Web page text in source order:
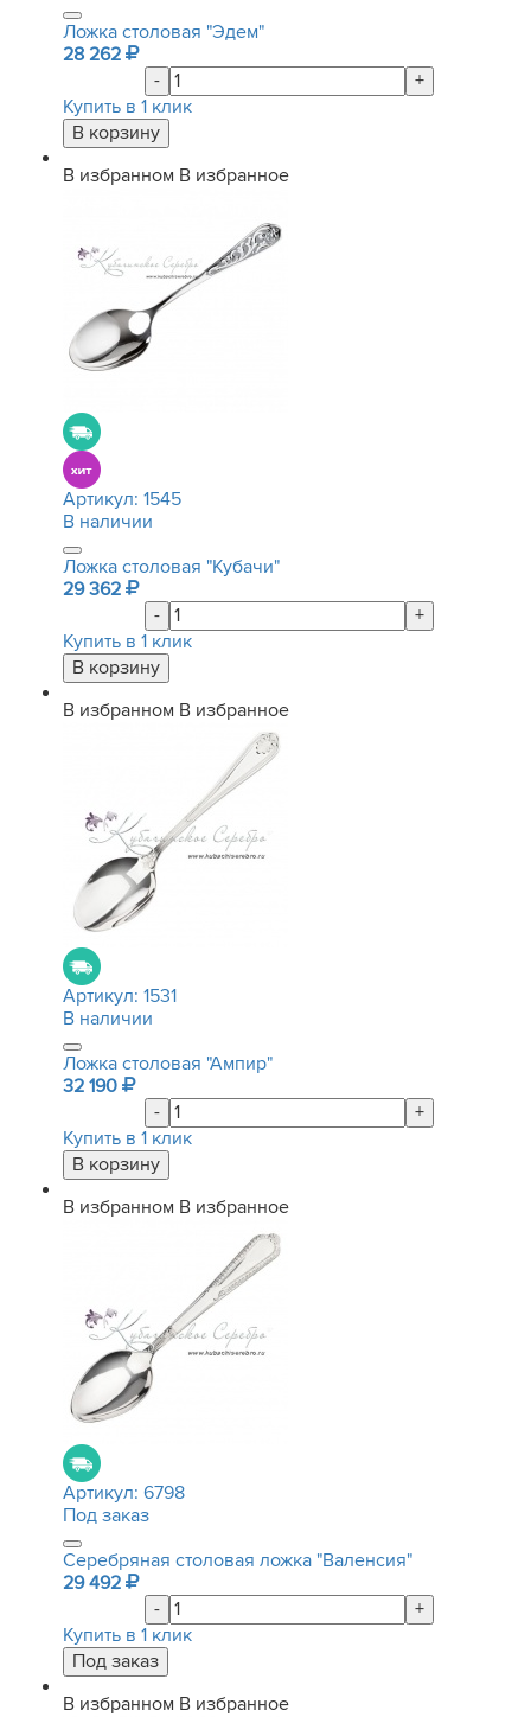
Ложка столовая "Эдем"
28 262
-
+
Купить в 1 клик
В избранном В избранное
Артикул: 1545
В наличии
Ложка столовая "Кубачи"
29 362
-
+
Купить в 1 клик
В избранном В избранное
Артикул: 1531
В наличии
Ложка столовая "Ампир"
32 190
-
+
Купить в 1 клик
В избранном В избранное
Артикул: 6798
Под заказ
Серебряная столовая ложка "Валенсия"
29 492
-
+
Купить в 1 клик
В избранном В избранное